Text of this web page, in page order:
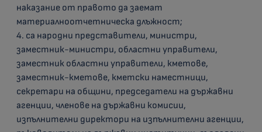
наказание от правото да заемат
материалноотчетническа длъжност;
4. са народни представители, министри,
заместник-министри, областни управители,
заместник областни управители, кметове,
заместник-кметове, кметски наместници,
секретари на общини, председатели на държавни
агенции, членове на държавни комисии,
изпълнителни директори на изпълнителни агенции,